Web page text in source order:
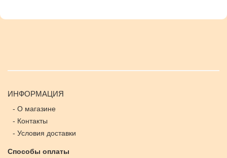
ИНФОРМАЦИЯ
- О магазине
- Контакты
- Условия доставки
Способы оплаты